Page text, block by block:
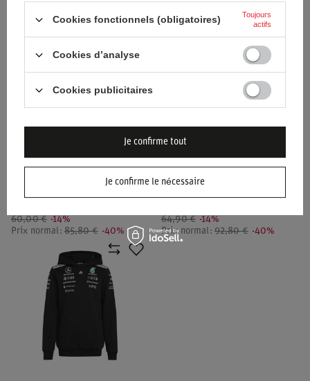
PROMOTION SOLDES
Prix le plus bas à partir de 30
60,00 € -14%
Prix normal: 85,80 € -40%
SOLDES
MERCEDES AMG F1 2024
Prix le plus bas à partir de 30
64,90 € -14%
Prix normal: 92,80 € -40%
Cookies fonctionnels (obligatoires)
Toujours
actifs
Cookies d’analyse
Cookies publicitaires
Je confirme le nécessaire
Je confirme tout